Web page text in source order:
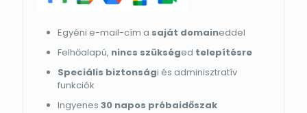
Egyéni e-mail-cím a saját domaineddel
Felhőalapú, nincs szükséged telepítésre
Speciális biztonsági és adminisztratív
funkciók
Ingyenes 30 napos próbaidőszak